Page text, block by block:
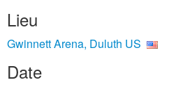
Lieu
Gwinnett Arena, Duluth US
Date